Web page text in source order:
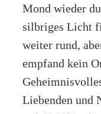
Mond wieder
silbriges Licht
weiter rund,
empfand kein
Liebenden und